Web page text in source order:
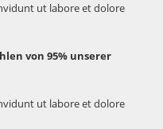
ut labore et dolore
von 95% unserer
ut labore et dolore